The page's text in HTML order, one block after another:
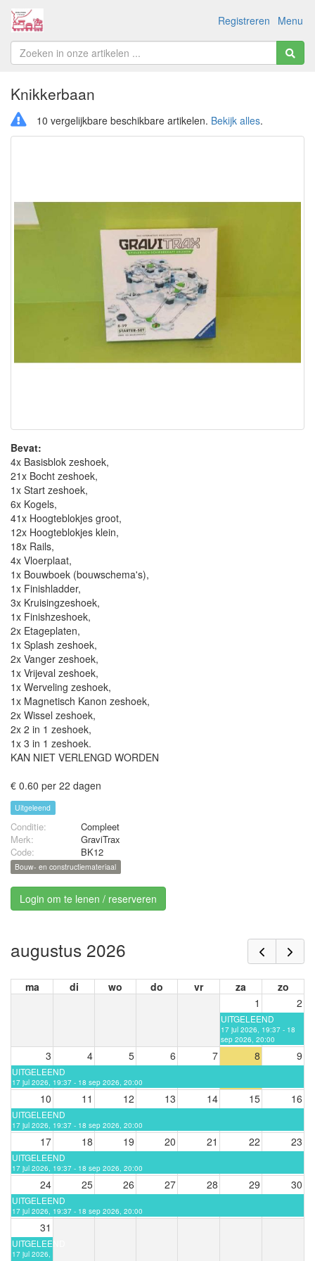
Menu
Registreren
Knikkerbaan
10 vergelijkbare beschikbare artikelen. Bekijk alles.
Bevat:
4x Basisblok zeshoek,
21x Bocht zeshoek,
1x Start zeshoek,
6x Kogels,
41x Hoogteblokjes groot,
12x Hoogteblokjes klein,
18x Rails,
4x Vloerplaat,
1x Bouwboek (bouwschema's),
1x Finishladder,
3x Kruisingzeshoek,
1x Finishzeshoek,
2x Etageplaten,
1x Splash zeshoek,
2x Vanger zeshoek,
1x Vrijeval zeshoek,
1x Werveling zeshoek,
1x Magnetisch Kanon zeshoek,
2x Wissel zeshoek,
2x 2 in 1 zeshoek,
1x 3 in 1 zeshoek.
KAN NIET VERLENGD WORDEN
€ 0.60 per 22 dagen
Uitgeleend
Conditie:
Compleet
Merk:
GraviTrax
Code:
BK12
Bouw- en constructiemateriaal
Login om te lenen / reserveren
augustus 2026
ma di wo do vr za
zo
1
2
UITGELEEND
17 jul 2026, 19:37 - 18
sep 2026, 20:00
3 4 5 6 7 8 9
UITGELEEND
17 jul 2026, 19:37 - 18 sep 2026, 20:00
10 11 12 13 14 15 16
UITGELEEND
17 jul 2026, 19:37 - 18 sep 2026, 20:00
17 18 19 20 21 22 23
UITGELEEND
17 jul 2026, 19:37 - 18 sep 2026, 20:00
24 25 26 27 28 29 30
UITGELEEND
17 jul 2026, 19:37 - 18 sep 2026, 20:00
31
UITGELEEND
17 jul 2026,